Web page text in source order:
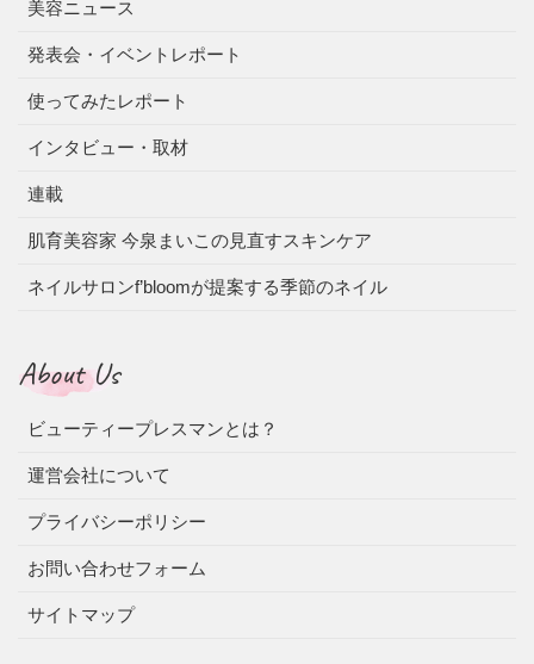
美容ニュース
発表会・イベントレポート
使ってみたレポート
インタビュー・取材
連載
肌育美容家 今泉まいこの見直すスキンケア
ネイルサロンf’bloomが提案する季節のネイル
About Us
ビューティープレスマンとは？
運営会社について
プライバシーポリシー
お問い合わせフォーム
サイトマップ